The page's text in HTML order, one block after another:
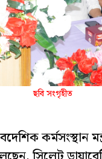
ছবি সংগৃহীত
কর্মসংস্থান